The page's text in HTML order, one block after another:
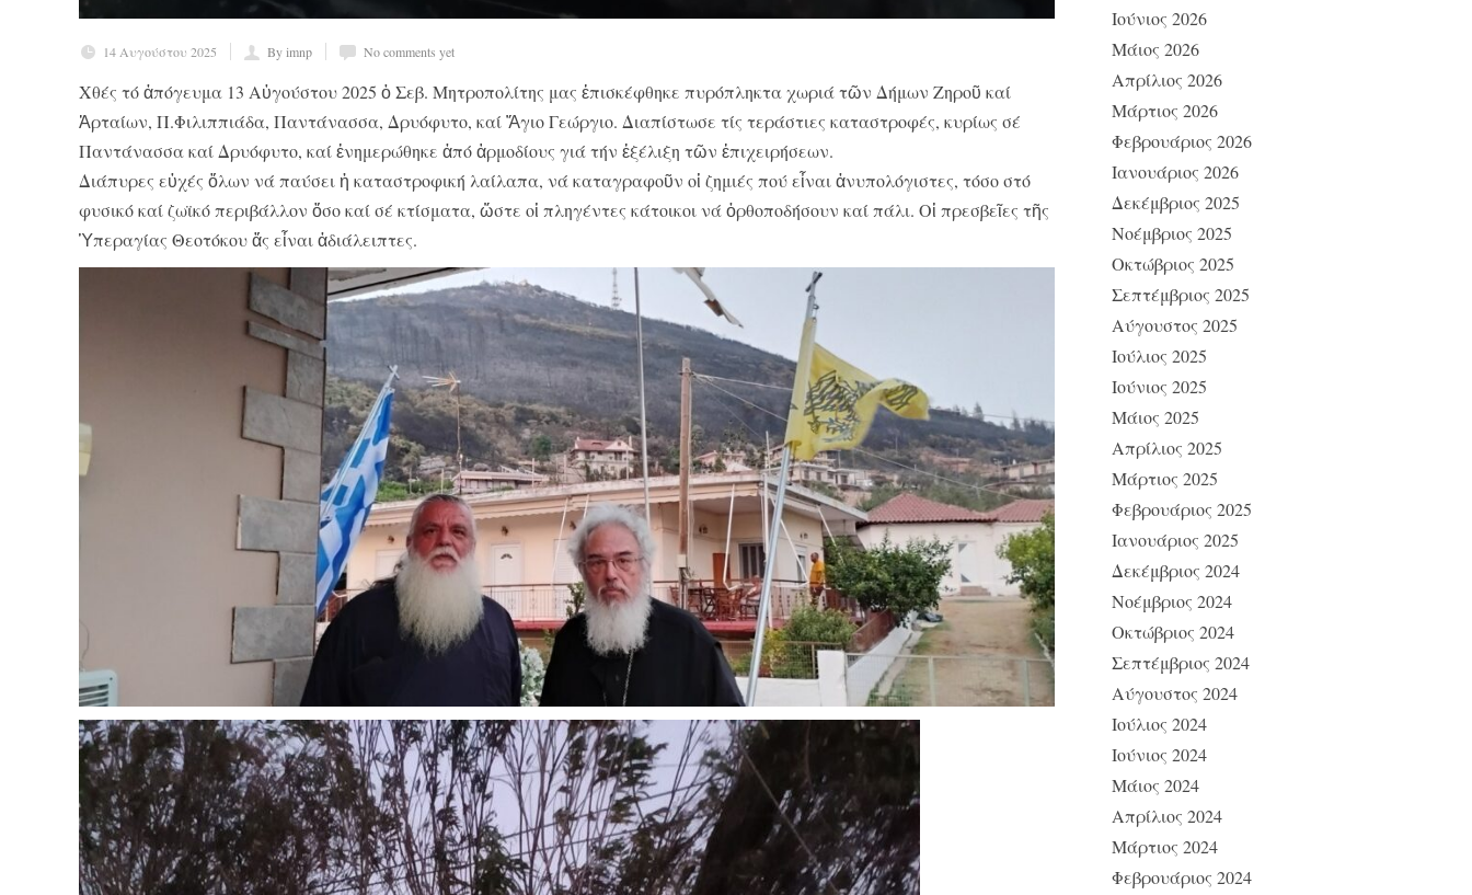
14 Αυγούστου 2025 By imnp No comments yet
Χθές τό ἀπόγευμα 13 Αὐγούστου 2025 ὁ Σεβ. Μητροπολίτης μας ἐπισκέφθηκε πυρόπληκτα χωριά τῶν Δήμων Ζηροῦ καί
Ἀρταίων, Π.Φιλιππιάδα, Παντάνασσα, Δρυόφυτο, καί Ἅγιο Γεώργιο. Διαπίστωσε τίς τεράστιες καταστροφές, κυρίως σέ
Παντάνασσα καί Δρυόφυτο, καί ἐνημερώθηκε ἀπό ἁρμοδίους γιά τήν ἐξέλιξη τῶν ἐπιχειρήσεων.
Διάπυρες εὐχές ὅλων νά παύσει ἡ καταστροφική λαίλαπα, νά καταγραφοῦν οἱ ζημιές πού εἶναι ἀνυπολόγιστες, τόσο στό
φυσικό καί ζωϊκό περιβάλλον ὅσο καί σέ κτίσματα, ὥστε οἱ πληγέντες κάτοικοι νά ὀρθοποδήσουν καί πάλι. Οἱ πρεσβεῖες τῆς
Ὑπεραγίας Θεοτόκου ἄς εἶναι ἀδιάλειπτες.
Ιούνιος 2026
Μάιος 2026
Απρίλιος 2026
Μάρτιος 2026
Φεβρουάριος 2026
Ιανουάριος 2026
Δεκέμβριος 2025
Νοέμβριος 2025
Οκτώβριος 2025
Σεπτέμβριος 2025
Αύγουστος 2025
Ιούλιος 2025
Ιούνιος 2025
Μάιος 2025
Απρίλιος 2025
Μάρτιος 2025
Φεβρουάριος 2025
Ιανουάριος 2025
Δεκέμβριος 2024
Νοέμβριος 2024
Οκτώβριος 2024
Σεπτέμβριος 2024
Αύγουστος 2024
Ιούλιος 2024
Ιούνιος 2024
Μάιος 2024
Απρίλιος 2024
Μάρτιος 2024
Φεβρουάριος 2024